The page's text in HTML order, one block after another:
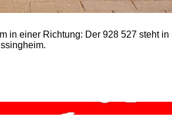
in einer Richtung: Der 928 527 steht